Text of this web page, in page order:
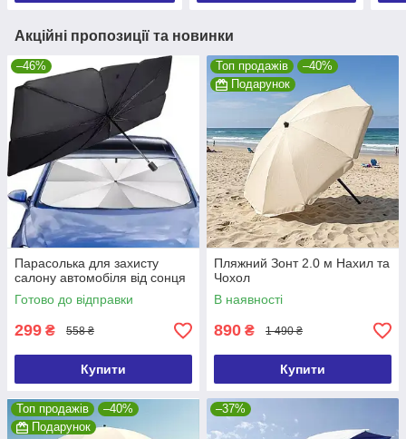
Акційні пропозиції та новинки
–46%
Парасолька для захисту
салону автомобіля від сонця
Готово до відправки
299 ₴ 558 ₴
Купити
Топ продажів
–40%
Подарунок
Пляжний Зонт 2.0 м Нахил та
Чохол
В наявності
890 ₴ 1 490 ₴
Купити
Топ продажів
–40%
Подарунок
–37%